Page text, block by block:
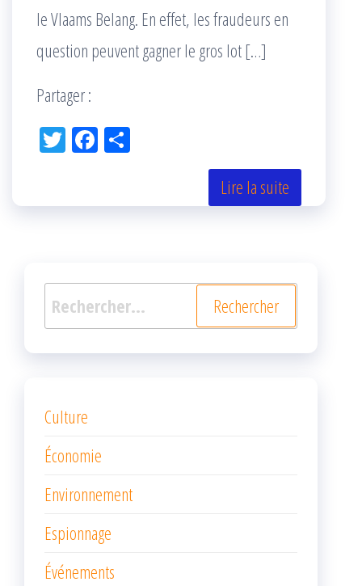
le Vlaams Belang. En effet, les fraudeurs en
question peuvent gagner le gros lot […]
Partager :
Tw Fac
k r
Lire la suite
Rechercher :
Culture
Économie
Environnement
Espionnage
Événements